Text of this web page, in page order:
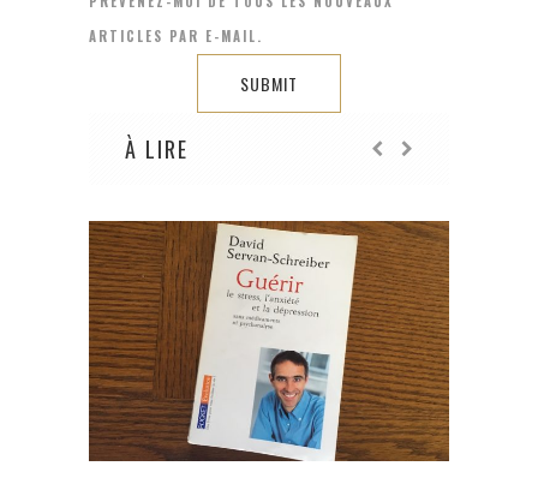
ARTICLES PAR E-MAIL.
À LIRE